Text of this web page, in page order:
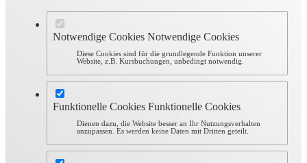
Notwendige Cookies Notwendige Cookies
Diese Cookies sind für die grundlegende Funktion unserer
Website, z.B. Kursbuchungen, unbedingt notwendig.
Funktionelle Cookies Funktionelle Cookies
Dienen dazu, die Website besser an Ihr Nutzungsverhalten
anzupassen. Es werden keine Daten mit Dritten geteilt.